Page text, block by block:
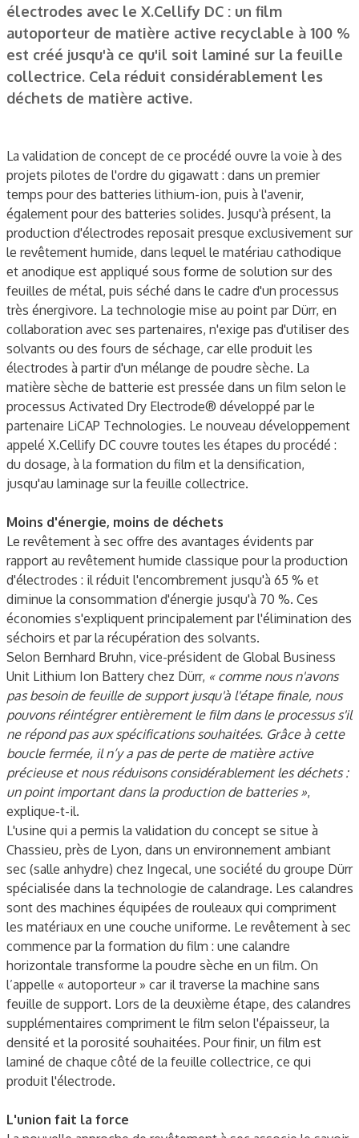
électrodes avec le X.Cellify DC : un film
autoporteur de matière active recyclable à 100 %
est créé jusqu'à ce qu'il soit laminé sur la feuille
collectrice. Cela réduit considérablement les
déchets de matière active.
La validation de concept de ce procédé ouvre la voie à des
projets pilotes de l'ordre du gigawatt : dans un premier
temps pour des batteries lithium-ion, puis à l'avenir,
également pour des batteries solides. Jusqu'à présent, la
production d'électrodes reposait presque exclusivement sur
le revêtement humide, dans lequel le matériau cathodique
et anodique est appliqué sous forme de solution sur des
feuilles de métal, puis séché dans le cadre d'un processus
très énergivore. La technologie mise au point par Dürr, en
collaboration avec ses partenaires, n'exige pas d'utiliser des
solvants ou des fours de séchage, car elle produit les
électrodes à partir d'un mélange de poudre sèche. La
matière sèche de batterie est pressée dans un film selon le
processus Activated Dry Electrode® développé par le
partenaire LiCAP Technologies. Le nouveau développement
appelé X.Cellify DC couvre toutes les étapes du procédé :
du dosage, à la formation du film et la densification,
jusqu'au laminage sur la feuille collectrice.
Moins d'énergie, moins de déchets
Le revêtement à sec offre des avantages évidents par
rapport au revêtement humide classique pour la production
d'électrodes : il réduit l'encombrement jusqu'à 65 % et
diminue la consommation d'énergie jusqu'à 70 %. Ces
économies s'expliquent principalement par l'élimination des
séchoirs et par la récupération des solvants.
Selon Bernhard Bruhn, vice-président de Global Business
Unit Lithium Ion Battery chez Dürr, « comme nous n'avons
pas besoin de feuille de support jusqu'à l'étape finale, nous
pouvons réintégrer entièrement le film dans le processus s'il
ne répond pas aux spécifications souhaitées. Grâce à cette
boucle fermée, il n’y a pas de perte de matière active
précieuse et nous réduisons considérablement les déchets :
un point important dans la production de batteries »,
explique-t-il.
L'usine qui a permis la validation du concept se situe à
Chassieu, près de Lyon, dans un environnement ambiant
sec (salle anhydre) chez Ingecal, une société du groupe Dürr
spécialisée dans la technologie de calandrage. Les calandres
sont des machines équipées de rouleaux qui compriment
les matériaux en une couche uniforme. Le revêtement à sec
commence par la formation du film : une calandre
horizontale transforme la poudre sèche en un film. On
l’appelle « autoporteur » car il traverse la machine sans
feuille de support. Lors de la deuxième étape, des calandres
supplémentaires compriment le film selon l'épaisseur, la
densité et la porosité souhaitées. Pour finir, un film est
laminé de chaque côté de la feuille collectrice, ce qui
produit l'électrode.
L'union fait la force